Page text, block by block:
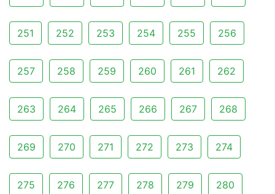
251 252 253 254 255 256
257 258 259 260 261 262
263 264 265 266 267 268
269 270 271 272 273 274
275 276 277 278 279 280